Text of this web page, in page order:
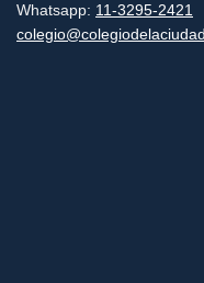
Whatsapp: 11-3295-2421